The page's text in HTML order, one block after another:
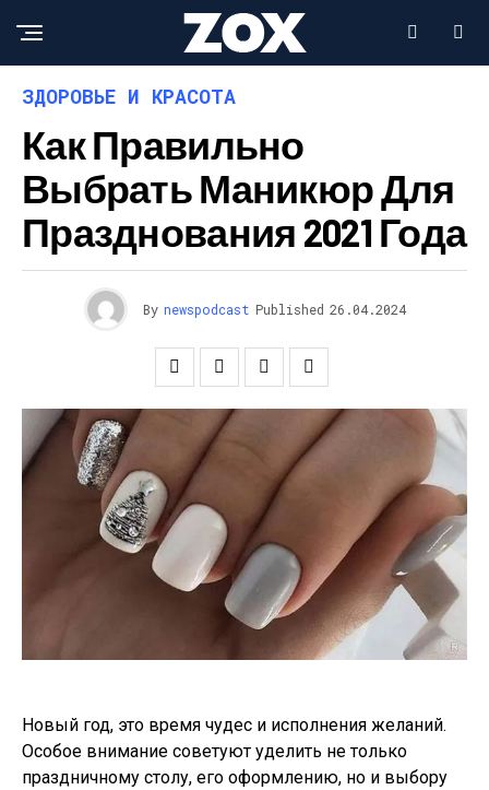
ЗДОРОВЬЕ И КРАСОТА
Как Правильно
Выбрать Маникюр Для
Празднования 2021 Года
By newspodcast Published 26.04.2024
Новый год, это время чудес и исполнения желаний.
Особое внимание советуют уделить не только
праздничному столу, его оформлению, но и выбору